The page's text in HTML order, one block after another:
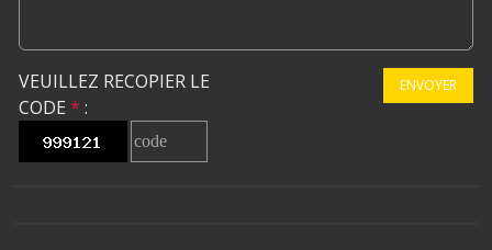
VEUILLEZ RECOPIER LE
CODE * :
ENVOYER